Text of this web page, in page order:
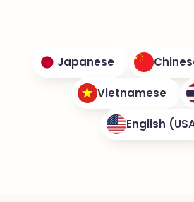
Japanese
Vietnamese
English